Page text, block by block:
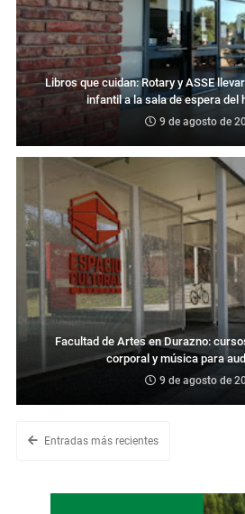
Libros que cuidan: Rotary y ASSE
infantil a la sala de espera del
9 de agosto de
Facultad de Artes en Durazno:
corporal y música para
9 de agosto de
Entradas más recientes